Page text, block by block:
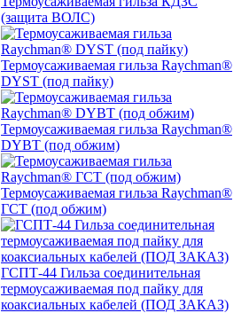
(защита ВОЛС)
Термоусаживаемая гильза Raychman®
DYST (под пайку)
Термоусаживаемая гильза Raychman®
DYBT (под обжим)
Термоусаживаемая гильза Raychman®
ГСТ (под обжим)
ГСПТ-44 Гильза соединительная
термоусаживаемая под пайку для
коаксиальных кабелей (ПОД ЗАКАЗ)